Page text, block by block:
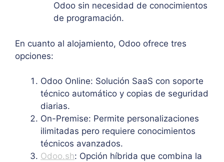
Odoo sin necesidad de conocimientos
de programación.
En cuanto al alojamiento, Odoo ofrece tres
opciones:
Odoo Online: Solución SaaS con soporte
técnico automático y copias de seguridad
diarias.
On-Premise: Permite personalizaciones
ilimitadas pero requiere conocimientos
técnicos avanzados.
Odoo.sh: Opción híbrida que combina la